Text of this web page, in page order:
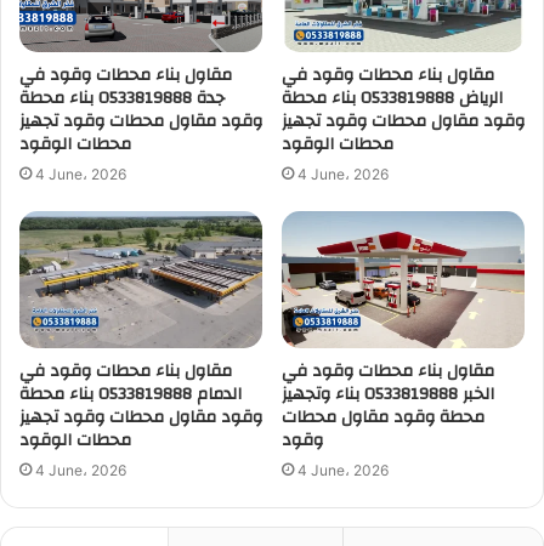
مقاول بناء محطات وقود في
جدة 0533819888 بناء محطة
وقود مقاول محطات وقود تجهيز
محطات الوقود
4 June، 2026
مقاول بناء محطات وقود في
الرياض 0533819888 بناء محطة
وقود مقاول محطات وقود تجهيز
محطات الوقود
4 June، 2026
مقاول بناء محطات وقود في
الدمام 0533819888 بناء محطة
وقود مقاول محطات وقود تجهيز
محطات الوقود
4 June، 2026
مقاول بناء محطات وقود في
الخبر 0533819888 بناء وتجهيز
محطة وقود مقاول محطات
وقود
4 June، 2026